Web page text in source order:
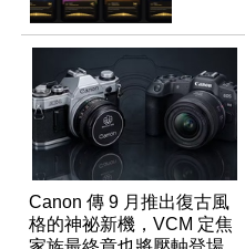
Canon 傳 9 月推出復古風
格的神祕新機，VCM 定焦